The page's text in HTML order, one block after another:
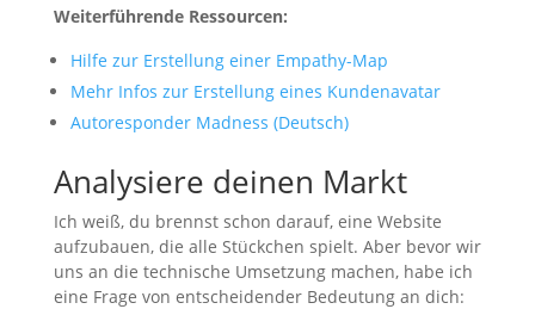
Weiterführende Ressourcen:
Hilfe zur Erstellung einer Empathy-Map
Mehr Infos zur Erstellung eines Kundenavatar
Autoresponder Madness (Deutsch)
Analysiere deinen Markt
Ich weiß, du brennst schon darauf, eine Website
aufzubauen, die alle Stückchen spielt. Aber bevor wir
uns an die technische Umsetzung machen, habe ich
eine Frage von entscheidender Bedeutung an dich: